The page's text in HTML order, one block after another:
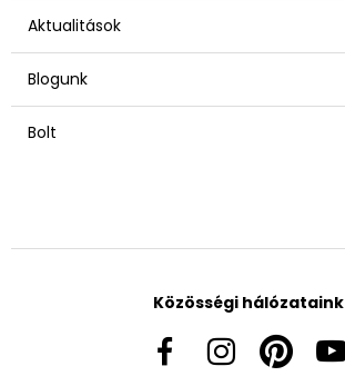
Aktualitások
Blogunk
Bolt
Közösségi hálózataink